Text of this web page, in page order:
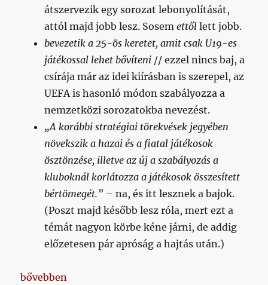
átszervezik egy sorozat lebonyolítását,
attól majd jobb lesz. Sosemettől lett jobb.
bevezetik a 25-ös keretet, amit csak U19-es
játékossal lehet bővíteni // ezzel nincs baj, a
csírája már az idei kiírásban is szerepel, az
UEFA is hasonló módon szabályozza a
nemzetközi sorozatokba nevezést.
„A korábbi stratégiai törekvések jegyében
növekszik a hazai és a fiatal játékosok
ösztönzése, illetve az új a szabályozás a
kluboknál korlátozza a játékosok összesített
bértömegét.” – na, és itt lesznek a bajok.
(Poszt majd később lesz róla, mert ezt a
témát nagyon körbe kéne járni, de addig
előzetesen pár apróság a hajtás után.)
„Napikispest 2020.01.31. + bértömegsapka”
bővebben